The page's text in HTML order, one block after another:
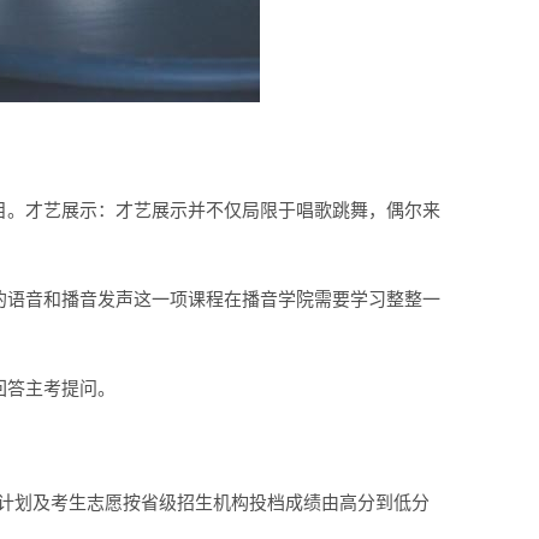
才艺展示：才艺展示并不仅局限于唱歌跳舞，偶尔来
音和播音发声这一项课程在播音学院需要学习整整一
主考提问。
划及考生志愿按省级招生机构投档成绩由高分到低分